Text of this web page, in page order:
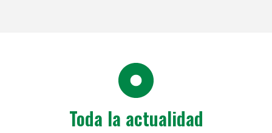
Toda la actualidad